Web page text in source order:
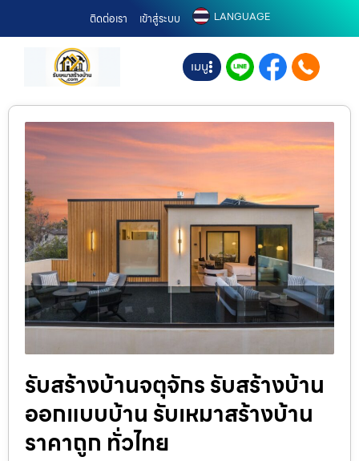
ติดต่อเรา เข้าสู่ระบบ LANGUAGE
เมนู
รับสร้างบ้านจตุจักร รับสร้างบ้าน
ออกแบบบ้าน รับเหมาสร้างบ้าน
ราคาถูก ทั่วไทย